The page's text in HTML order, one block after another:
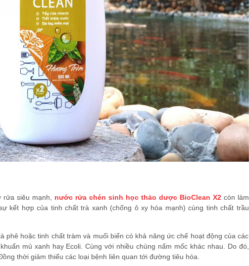
rửa siêu mạnh, nước rửa chén sinh học thảo dược BioClean X2còn làm
kết hợp của tinh chất trà xanh (chống ô xy hóa mạnh) cùng tinh chất trầu
phê hoặc tinh chất tràm và muối biển có khả năng ức chế hoạt động của các
mủ xanh hay Ecoli. Cùng với nhiều chủng nấm mốc khác nhau. Do đó,
thời giảm thiểu các loại bệnh liên quan tới đường tiêu hóa.